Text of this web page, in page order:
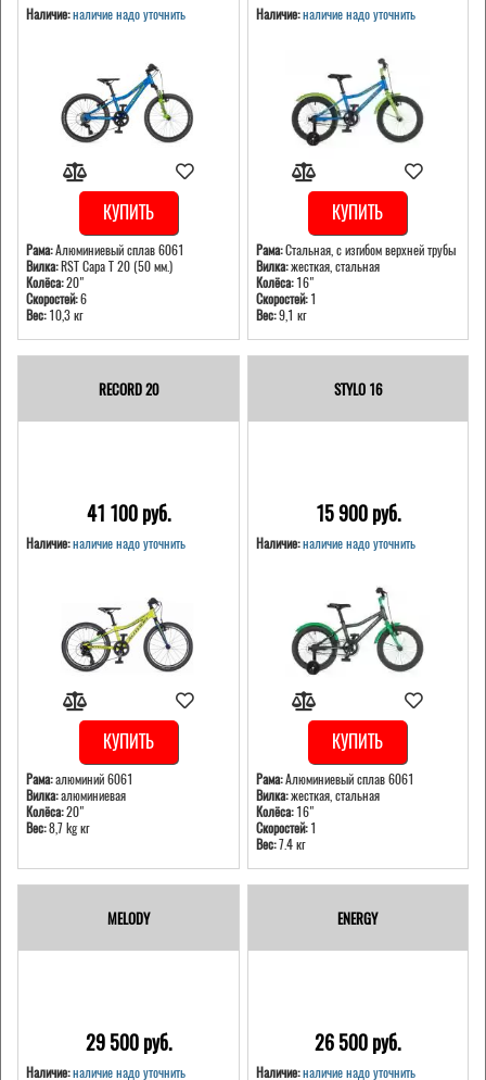
Наличие:наличие надо уточнить
КУПИТЬ
Рама:Алюминиевый сплав 6061
Вилка:RST Capa T 20 (50 мм.)
Колёса:20"
Скоростей:6
Вес:10,3 кг
Наличие: наличие надо уточнить
КУПИТЬ
Рама:Стальная, с изгибом верхней трубы
Вилка:жесткая, стальная
Колёса:16"
Скоростей:1
Вес:9,1 кг
RECORD 20
41 100 pуб.
Наличие:наличие надо уточнить
КУПИТЬ
Рама:алюминий 6061
Вилка:алюминиевая
Колёса:20"
Вес:8,7 kg кг
STYLO 16
15 900 pуб.
Наличие: наличие надо уточнить
КУПИТЬ
Рама:Алюминиевый сплав 6061
Вилка:жесткая, стальная
Колёса:16"
Скоростей:1
Вес:7.4 кг
MELODY
29 500 pуб.
Наличие:наличие надо уточнить
ENERGY
26 500 pуб.
Наличие: наличие надо уточнить